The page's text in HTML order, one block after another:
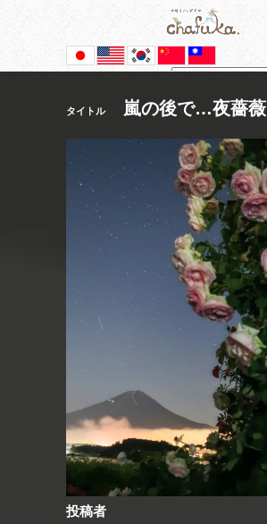
Powered by
タイトル 嵐の後で…夜薔薇
投稿者